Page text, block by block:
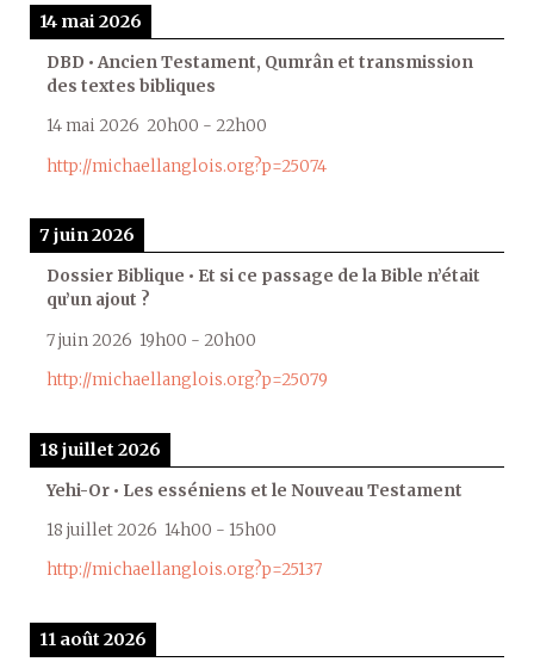
14 mai 2026
DBD • Ancien Testament, Qumrân et transmission
des textes bibliques
14 mai 2026 20h00 - 22h00
http://michaellanglois.org?p=25074
7 juin 2026
Dossier Biblique • Et si ce passage de la Bible n’était
qu’un ajout ?
7 juin 2026 19h00 - 20h00
http://michaellanglois.org?p=25079
18 juillet 2026
Yehi-Or • Les esséniens et le Nouveau Testament
18 juillet 2026 14h00 - 15h00
http://michaellanglois.org?p=25137
11 août 2026